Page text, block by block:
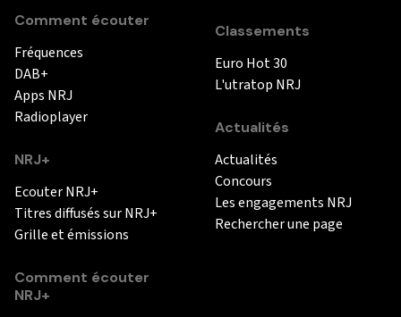
Comment écouter
Fréquences
DAB+
Apps NRJ
Radioplayer
NRJ+
Ecouter NRJ+
Titres diffusés sur NRJ+
Grille et émissions
Comment écouter
NRJ+
Classements
Euro Hot 30
L'utratop NRJ
Actualités
Actualités
Concours
Les engagements NRJ
Rechercher une page